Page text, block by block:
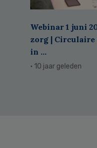
Webinar 1 juni
zorg |
in ...
· 10 jaar geleden